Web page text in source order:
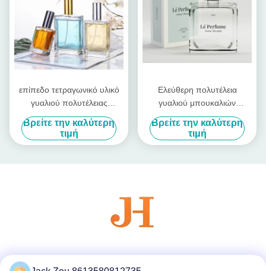
επίπεδο τετραγωνικό υλικό
γυαλιού πολυτέλειας
μπουκαλιών ψεκασμού
πετρελαίου αρώματος 10ml
15ml
Βρείτε την καλύτερη
τιμή
Ελεύθερη πολυτέλεια
γυαλιού μπουκαλιών
ψεκασμού πετρελαίου
αρώματος δειγμάτων
επίπεδη τετραγωνική κενή
Βρείτε την καλύτερη
τιμή